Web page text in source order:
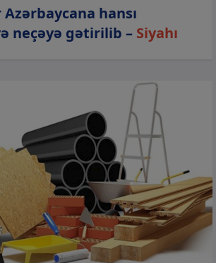
hansı
neçəyə gətirilib – Siyahı